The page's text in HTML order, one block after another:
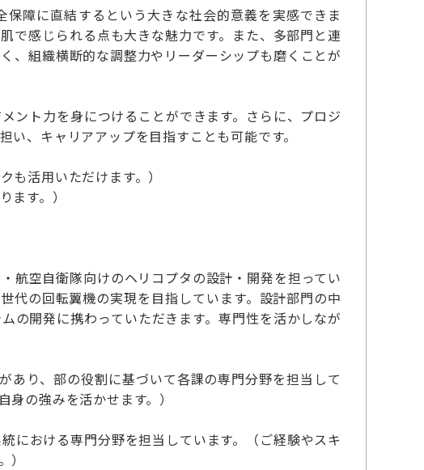
障に直結するという大きな社会的意義を実感できま
で感じられる点も大きな魅力です。また、多部門と連
、組織横断的な調整力やリーダーシップも磨くことが
ント力を身につけることができます。さらに、プロジ
、キャリアアップを目指すことも可能です。
も活用いただけます。）
す。）
航空自衛隊向けのヘリコプタの設計・開発を担ってい
代の回転翼機の実現を目指しています。設計部門の中
の開発に携わっていただきます。専門性を活かしなが
り、部の役割に基づいて各課の専門分野を担当して
の強みを活かせます。）
における専門分野を担当しています。（ご経験やスキ